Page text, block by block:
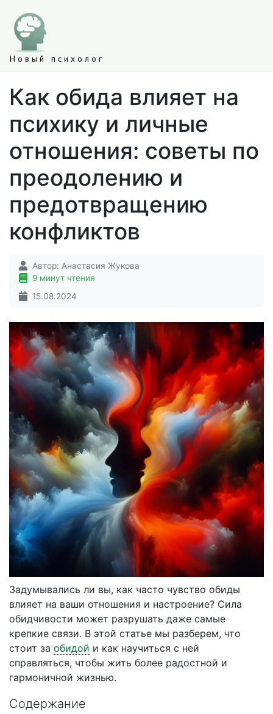
Новый психолог
Как обида влияет на
психику и личные
отношения: советы по
преодолению и
предотвращению
конфликтов
Автор: Анастасия Жукова
9 минут чтения
15.08.2024
Задумывались ли вы, как часто чувство обиды
влияет на ваши отношения и настроение? Сила
обидчивости может разрушать даже самые
крепкие связи. В этой статье мы разберем, что
стоит за обидой и как научиться с ней
справляться, чтобы жить более радостной и
гармоничной жизнью.
Содержание